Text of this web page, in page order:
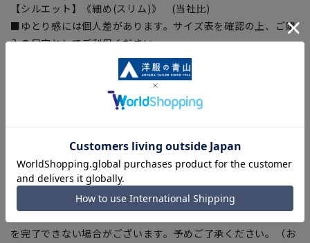
【シルエット】《細め(スリム)》 (当社比)
■ゆとり感には個人差があります。サイズ表を確認の上、ご購
入の目安としてご利用ください。
【商品に関するご注意】
■ブラウザやお使いのモニター環境、室内外等の撮影時の環境
下での光加減により、実際の商品と掲載画像の色味が異なる場
合がございます。
■平置き・メジャーでの採寸の為、素材や仕様等により実際の
商品とサイズ表に若干の誤差が生じる場合がございます。予め
ご了承ください。
■店舗や各モールサイトと商品在庫を共有しております関係
を完了できない場合がございます。予めご了承ください。（お